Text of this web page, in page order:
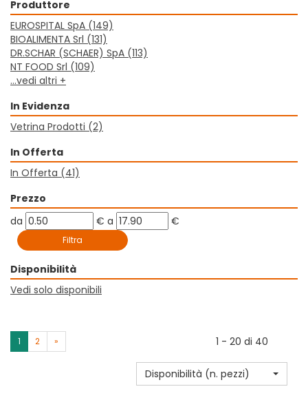
Produttore
EUROSPITAL SpA (149)
BIOALIMENTA Srl (131)
DR.SCHAR (SCHAER) SpA (113)
NT FOOD Srl (109)
...vedi altri +
In Evidenza
Vetrina Prodotti (2)
In Offerta
In Offerta (41)
Prezzo
filtra
da
da € filtra
a
a €
Disponibilità
Vedi solo disponibili
1 2 » 1 - 20 di 40
Disponibilità (n. pezzi)